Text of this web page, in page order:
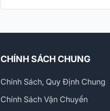
CHÍNH SÁCH CHUNG
Chính Sách, Quy Định Chung
Chính Sách Vận Chuyển